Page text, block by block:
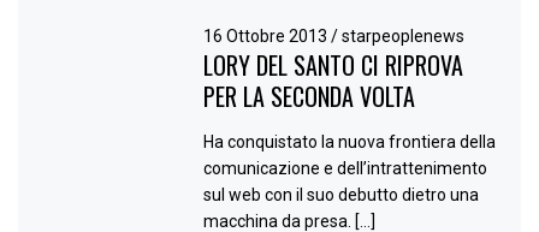
16 Ottobre 2013/ starpeoplenews
LORY DEL SANTO CI RIPROVA
PER LA SECONDA VOLTA
Ha conquistato la nuova frontiera della
comunicazione e dell’intrattenimento
sul web con il suo debutto dietro una
macchina da presa. […]